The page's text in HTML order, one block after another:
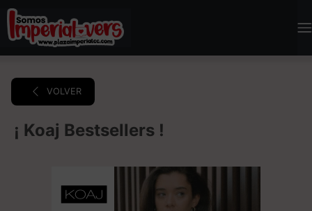
VOLVER
¡ Koaj Bestsellers !